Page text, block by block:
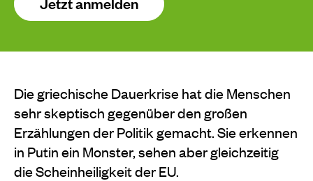
Die griechische Dauerkrise hat die Menschen
sehr skeptisch gegenüber den großen
Erzählungen der Politik gemacht. Sie erkennen
in Putin ein Monster, sehen aber gleichzeitig
die Scheinheiligkeit der EU.